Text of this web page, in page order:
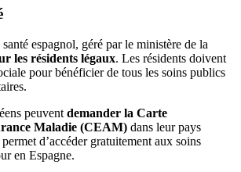
espagnol, géré par le ministère de la
les résidents légaux. Les résidents doivent
pour bénéficier de tous les soins publics
peuvent demander la Carte
Maladie (CEAM) dans leur pays
d’accéder gratuitement aux soins
en Espagne.